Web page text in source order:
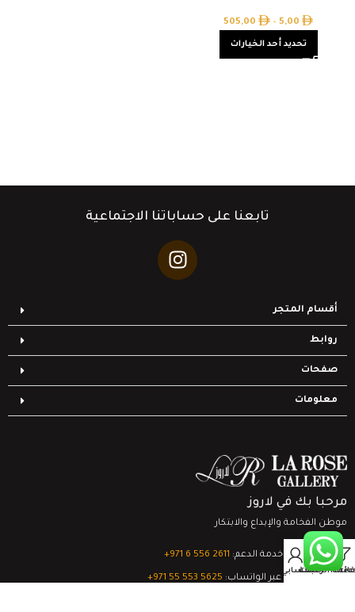
5,00
–
505,00
تحديد أحد الخيارات
تابعنا على حساباتنا الاجتماعية
أقسام المتجر
روابط
صفحات
معلومات
مرحبا بك في لاروز
موطن الفخامة والإبداع والابتكار
تواصل مع خدمة الدعم: ‎+971 6 556 2611
الدعم الفني عبر الواتساب: ‎+971 55 553 5625
قائمة الرغبات
0
السلةحسابي